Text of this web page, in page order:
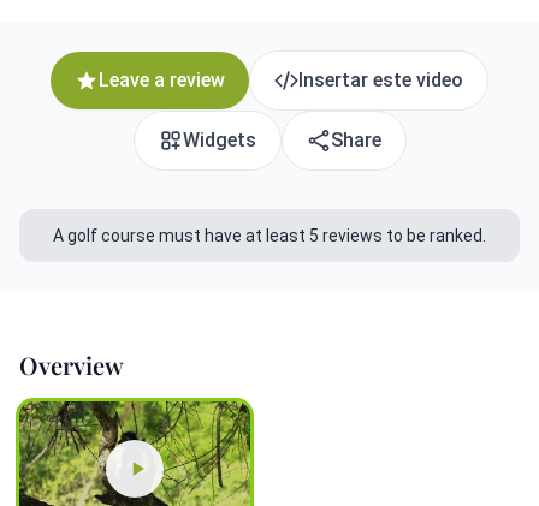
Leave a review Insertar este video
Widgets Share
A golf course must have at least 5 reviews to be ranked.
Overview